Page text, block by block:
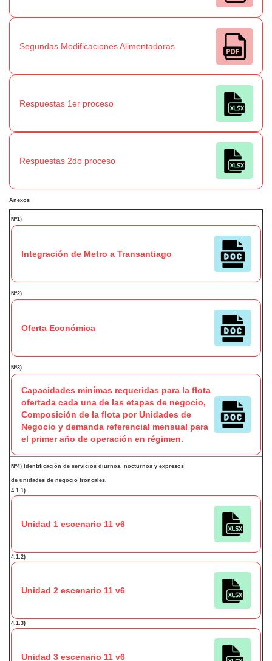
Segundas Modificaciones Alimentadoras
Respuestas 1er proceso
Respuestas 2do proceso
Anexos
Nº1)
Integración de Metro a Transantiago
Nº2)
Oferta Económica
Nº3)
Capacidades minímas requeridas para la flota
ofertada cada una de las etapas de negocio,
Composición de la flota por Unidades de
Negocio y demanda referencial mensual para
el primer año de operación en régimen.
Nº4) Identificación de servicios diurnos, nocturnos y expresos
de unidades de negocio troncales.
4.1.1)
Unidad 1 escenario 11 v6
4.1.2)
Unidad 2 escenario 11 v6
4.1.3)
Unidad 3 escenario 11 v6